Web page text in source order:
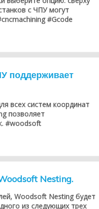
с ЧПУ могут
#Gcode
поддерживает
всех систем координат
позволяет
#woodsoft
Nesting.
Woodsoft Nesting будет
из следующих трех